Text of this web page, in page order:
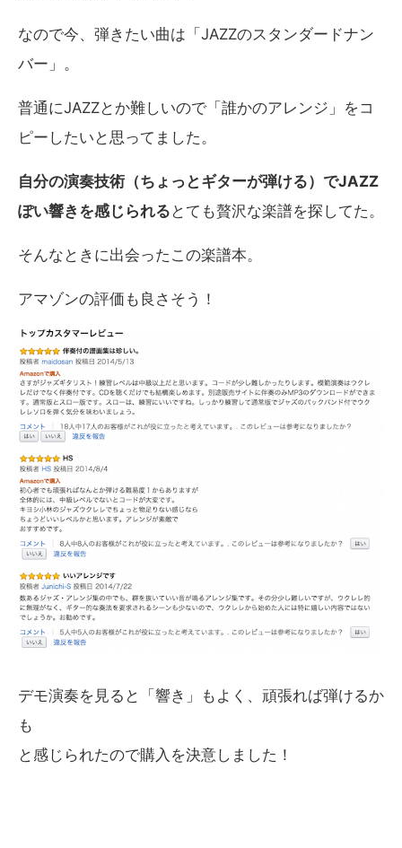
なので今、弾きたい曲は「JAZZのスタンダードナン
バー」。
普通にJAZZとか難しいので「誰かのアレンジ」をコ
ピーしたいと思ってました。
自分の演奏技術（ちょっとギターが弾ける）でJAZZ
ぽい響きを感じられる とても贅沢な楽譜を探してた。
そんなときに出会ったこの楽譜本。
アマゾンの評価も良さそう！
デモ演奏を見ると「響き」もよく、頑張れば弾けるか
も
と感じられたので購入を決意しました！